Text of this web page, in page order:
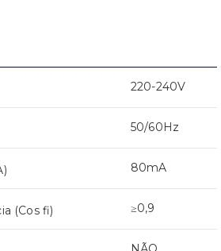
220-240V
50/60Hz
80mA
(Cos fi) ≥0,9